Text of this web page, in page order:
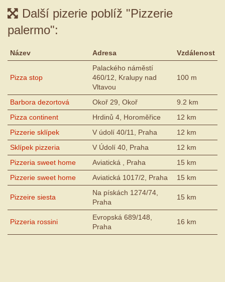
Další pizerie poblíž "Pizzerie
palermo":
Název Adresa Vzdálenost
Pizza stop
Palackého náměstí
460/12, Kralupy nad
Vltavou
100 m
Barbora dezortová Okoř 29, Okoř
9.2 km
Pizza continent
Hrdinů 4, Horoměřice
12 km
Pizzerie sklípek
V údolí 40/11, Praha
12 km
Sklípek pizzeria
V Údolí 40, Praha
12 km
Pizzeria sweet home
Aviatická , Praha
15 km
Pizzerie sweet home
Aviatická 1017/2, Praha 15 km
Pizzeire siesta
Na pískách 1274/74,
Praha
15 km
Pizzeria rossini
Evropská 689/148,
Praha
16 km